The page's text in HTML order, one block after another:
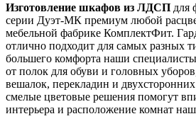
Изготовление шкафов из ЛДСП для
серии Дуэт-МК премиум любой
мебельной фабрике КомплектФит.
отлично подходит для самых разных
большего комфорта наши
от полок для обуви и головных
вешалок, перекладин и
смелые цветовые решения помогут
интерьера и расположение комнат